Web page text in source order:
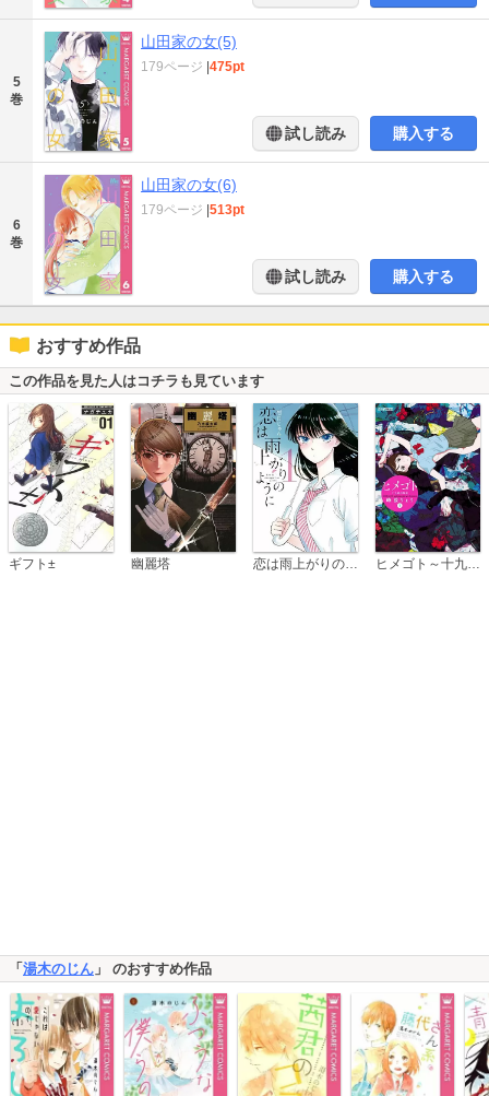
5
巻
山田家の女(5)
179ページ 475pt
試し読み 購入する
6
巻
山田家の女(6)
179ページ 513pt
試し読み 購入する
おすすめ作品
この作品を見た人はコチラも見ています
ギフト± 幽麗塔 恋は雨上がりのように ヒメゴト～十九歳の制服～
「 湯木のじん 」 のおすすめ作品